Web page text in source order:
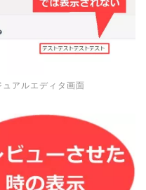
アルエディタ画面